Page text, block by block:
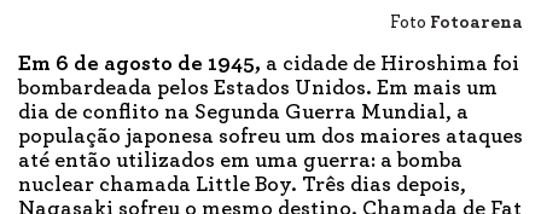
Foto Fotoarena
Em 6 de agosto de 1945, a cidade de Hiroshima foi
bombardeada pelos Estados Unidos. Em mais um
dia de conflito na Segunda Guerra Mundial, a
população japonesa sofreu um dos maiores ataques
até então utilizados em uma guerra: a bomba
nuclear chamada Little Boy. Três dias depois,
Nagasaki sofreu o mesmo destino. Chamada de Fat